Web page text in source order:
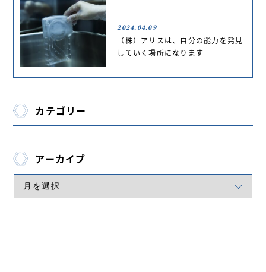
2024.04.09
（株）アリスは、自分の能力を発見
していく場所になります
カテゴリー
アーカイブ